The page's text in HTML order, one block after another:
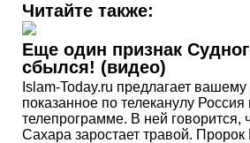
Читайте также:
Еще один признак
сбылся! (видео)
Islam-Today.ru предлагает
показанное по телеканулу Россия
телепрограмме. В ней говорится,
Сахара заростает травой.